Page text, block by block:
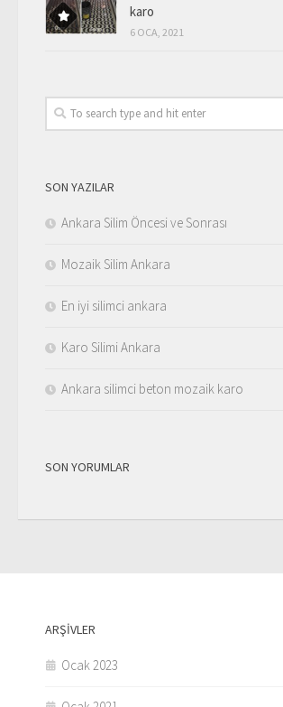
karo
6 OCA, 2021
SON YAZILAR
Ankara Silim Öncesi ve Sonrası
Mozaik Silim Ankara
En iyi silimci ankara
Karo Silimi Ankara
Ankara silimci beton mozaik karo
SON YORUMLAR
ARŞIVLER
Ocak 2023